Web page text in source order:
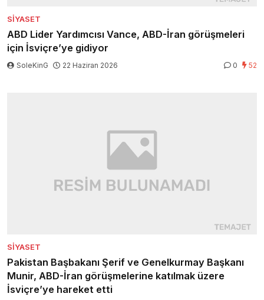
SIYASET
ABD Lider Yardımcısı Vance, ABD-İran görüşmeleri
için İsviçre’ye gidiyor
SoleKinG 22 Haziran 2026 0 52
SIYASET
Pakistan Başbakanı Şerif ve Genelkurmay Başkanı
Munir, ABD-İran görüşmelerine katılmak üzere
İsviçre’ye hareket etti